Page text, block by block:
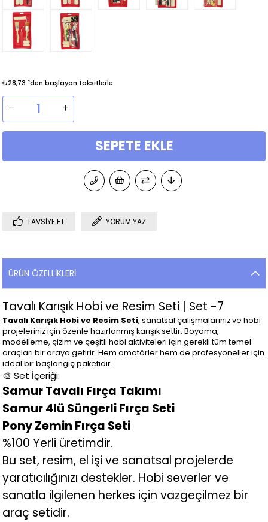
₺28,73 `den başlayan taksitlerle
TAVSIYE ET YORUM YAZ
ÜRÜN ÖZELLIKLERI
Tavalı Karışık Hobi ve Resim Seti | Set -7
Tavalı Karışık Hobi ve Resim Seti, sanatsal çalışmalarınız ve hobi
projeleriniz için özenle hazırlanmış karışık settir. Boyama,
modelleme, çizim ve çeşitli hobi aktiviteleri için gerekli tüm temel
araçları bir araya getirir. Hem amatörler hem de profesyoneller için
ideal bir başlangıç paketidir.
🎨 Set İçeriği:
Samur Tavalı Fırça Takımı
Samur 4lü Süngerli Fırça Seti
Pony Zemin Fırça Seti
%100 Yerli üretimdir.
Bu set, resim, el işi ve sanatsal projelerde
yaratıcılığınızı destekler. Hobi severler ve
sanatla ilgilenen herkes için vazgeçilmez bir
araç setidir.